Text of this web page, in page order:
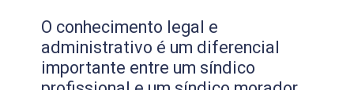
O conhecimento legal e
administrativo é um diferencial
importante entre um síndico